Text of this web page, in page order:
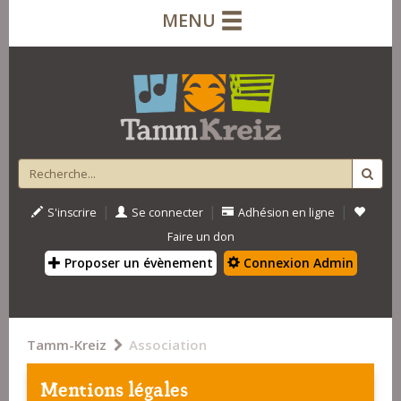
MENU
S'inscrire | Se connecter | Adhésion en ligne |
Faire un don
Proposer un évènement Connexion Admin
Tamm-Kreiz Association
Mentions légales